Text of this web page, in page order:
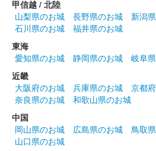
島原城 御城印 築城400年
毎年「城の日」である4月6日を販売
（日）に愛知県国際展示場（Aichi Sky
「に……
島原城 御城印
甲信越 / 北陸
山梨県のお城
長野県のお城 新潟
石川県のお城
福井県のお城
東海
愛知県のお城
静岡県のお城 岐阜
近畿
大阪府のお城
兵庫県のお城 京都
奈良県のお城
和歌山県のお城
中国
岡山県のお城
広島県のお城 鳥取
山口県のお城